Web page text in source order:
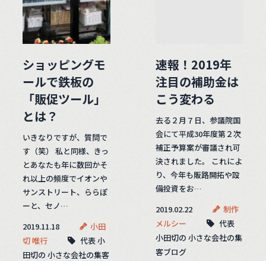
ショッピングモ
ールで鉄板の
「販促ツール」
とは？
いきなりですが、質問で
す（笑） 私と同様、きっ
とあなたも年に数回かそ
れ以上の頻度でイオンや
サンストリート、ららぽ
ーと、セノ…
2019.11.18
小田
切 唯行
代表 小
田切の 小さな会社の集客
速報！2019年
注目の補助金は
こう変わる
去る２月７日、参議院国
会にて平成30年度第２次
補正予算案が審議され可
決されました。 これによ
り、今年も販路開拓や設
備投資をお…
2019.02.22
制作
メルシー
代表
小田切の 小さな会社の集
客ブログ